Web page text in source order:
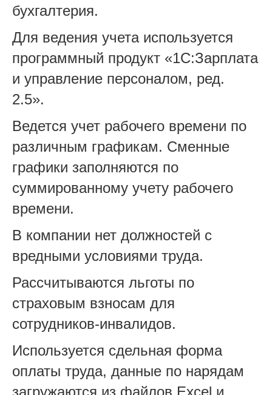
бухгалтерия.
Для ведения учета используется
программный продукт «1С:Зарплата
и управление персоналом, ред.
2.5».
Ведется учет рабочего времени по
различным графикам. Сменные
графики заполняются по
суммированному учету рабочего
времени.
В компании нет должностей с
вредными условиями труда.
Рассчитываются льготы по
страховым взносам для
сотрудников-инвалидов.
Используется сдельная форма
оплаты труда, данные по нарядам
загружаются из файлов Excel и